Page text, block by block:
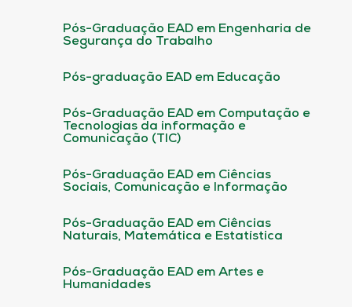
Pós-Graduação EAD em Engenharia de
Segurança do Trabalho
Pós-graduação EAD em Educação
Pós-Graduação EAD em Computação e
Tecnologias da informação e
Comunicação (TIC)
Pós-Graduação EAD em Ciências
Sociais, Comunicação e Informação
Pós-Graduação EAD em Ciências
Naturais, Matemática e Estatística
Pós-Graduação EAD em Artes e
Humanidades